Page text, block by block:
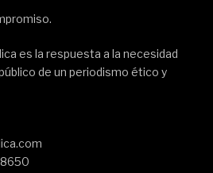
es la respuesta a la necesidad
de un periodismo ético y